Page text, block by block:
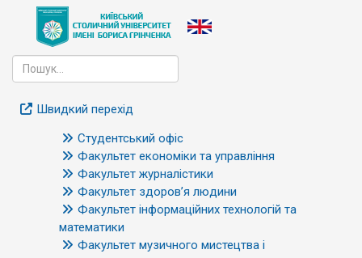
Швидкий перехід
Студентський офіс
Факультет економіки та управління
Факультет журналістики
Факультет здоров’я людини
Факультет інформаційних технологій та
математики
Факультет музичного мистецтва і